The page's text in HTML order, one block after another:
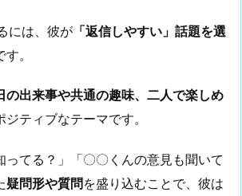
には、彼が 「返信しやすい」話題を選
。
の出来事や共通の趣味、二人で楽しめ
ジティブなテーマです。
ってる？」「〇〇くんの意見も聞いて
疑問形や質問 を盛り込むことで、彼は